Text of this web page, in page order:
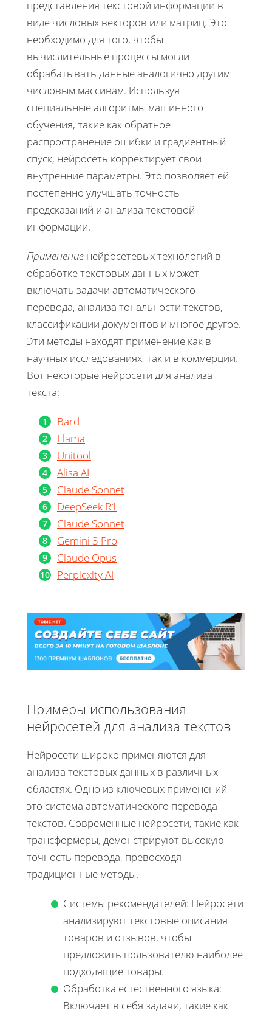
представления текстовой информации в
виде числовых векторов или матриц. Это
необходимо для того, чтобы
вычислительные процессы могли
обрабатывать данные аналогично другим
числовым массивам. Используя
специальные алгоритмы машинного
обучения, такие как обратное
распространение ошибки и градиентный
спуск, нейросеть корректирует свои
внутренние параметры. Это позволяет ей
постепенно улучшать точность
предсказаний и анализа текстовой
информации.
Применение нейросетевых технологий в
обработке текстовых данных может
включать задачи автоматического
перевода, анализа тональности текстов,
классификации документов и многое другое.
Эти методы находят применение как в
научных исследованиях, так и в коммерции.
Вот некоторые нейросети для анализа
текста:
Bard
Llama
Unitool
Alisa AI
Claude Sonnet
DeepSeek R1
Claude Sonnet
Gemini 3 Pro
Claude Opus
Perplexity AI
Примеры использования
нейросетей для анализа текстов
Нейросети широко применяются для
анализа текстовых данных в различных
областях. Одно из ключевых применений —
это система автоматического перевода
текстов. Современные нейросети, такие как
трансформеры, демонстрируют высокую
точность перевода, превосходя
традиционные методы.
Системы рекомендателей: Нейросети
анализируют текстовые описания
товаров и отзывов, чтобы
предложить пользователю наиболее
подходящие товары.
Обработка естественного языка:
Включает в себя задачи, такие как